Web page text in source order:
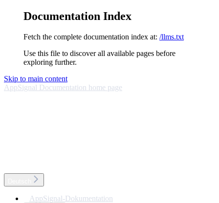
Documentation Index
Fetch the complete documentation index at: /llms.txt
Use this file to discover all available pages before
exploring further.
Skip to main content
AppSignal Documentation home page
AppSignal-Dokumentation